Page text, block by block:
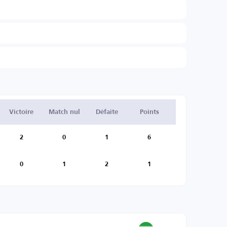
Victoire Match nul Défaite Points
2 0 1 6
0 1 2 1